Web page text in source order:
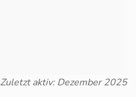
Zuletzt aktiv: Dezember 2025